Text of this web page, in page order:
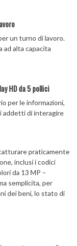
un turno di lavoro.
ad alta capacita
HD da 5 pollici
per le informazioni,
addetti di interagire
praticamente
inclusi i codici
da 13 MP –
semplicita, per
dei beni, lo stato di